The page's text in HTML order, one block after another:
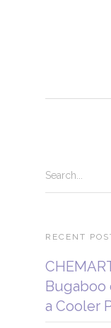
Search...
RECENT
Bugaboo
a Cooler